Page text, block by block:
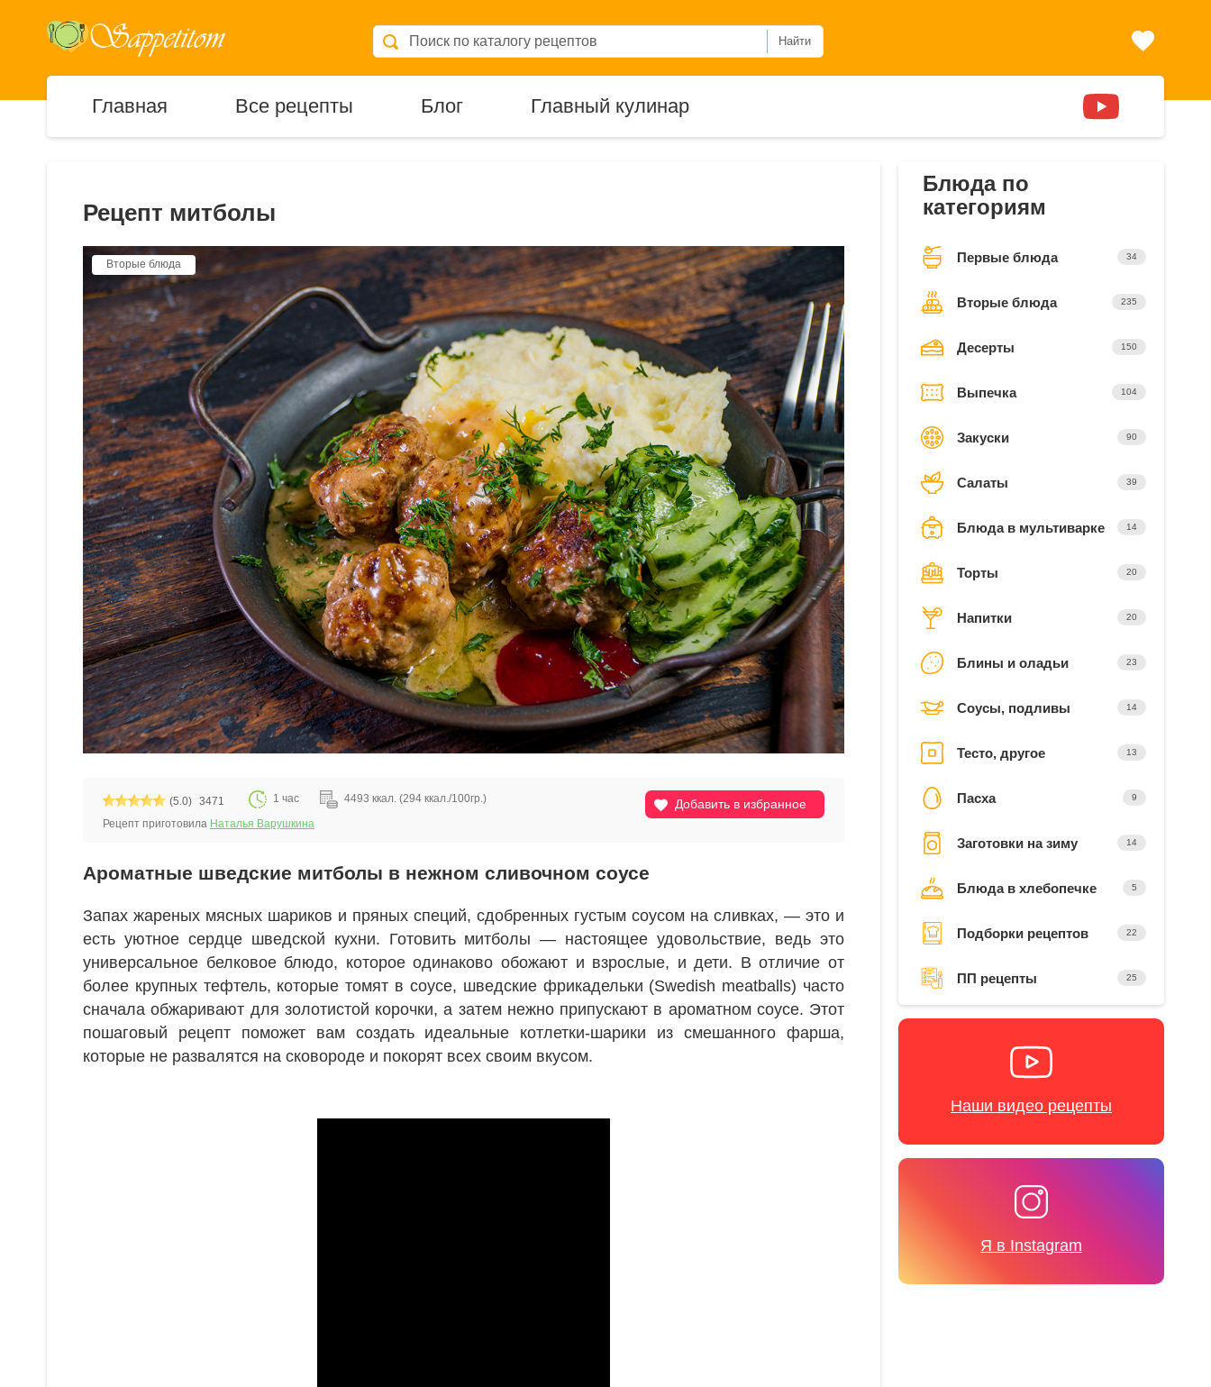
Найти
Главная Все рецепты Блог Главный кулинар
Рецепт митболы
Вторые блюда
Добавить в избранное
(5.0) 3471 1 час
4493 ккал. (294 ккал./100гр.)
Рецепт приготовила Наталья Варушкина
Ароматные шведские митболы в нежном сливочном соусе
Запах жареных мясных шариков и пряных специй, сдобренных густым соусом на сливках, — это и
есть уютное сердце шведской кухни. Готовить митболы — настоящее удовольствие, ведь это
универсальное белковое блюдо, которое одинаково обожают и взрослые, и дети. В отличие от
более крупных тефтель, которые томят в соусе, шведские фрикадельки (Swedish meatballs) часто
сначала обжаривают для золотистой корочки, а затем нежно припускают в ароматном соусе. Этот
пошаговый рецепт поможет вам создать идеальные котлетки-шарики из смешанного фарша,
которые не развалятся на сковороде и покорят всех своим вкусом.
Блюда по
категориям
Первые блюда 34
Вторые блюда 235
Десерты 150
Выпечка 104
Закуски 90
Салаты 39
Блюда в мультиварке 14
Торты 20
Напитки 20
Блины и оладьи 23
Соусы, подливы 14
Тесто, другое 13
Пасха 9
Заготовки на зиму 14
Блюда в хлебопечке 5
Подборки рецептов 22
ПП рецепты 25
Наши видео рецепты
Я в Instagram